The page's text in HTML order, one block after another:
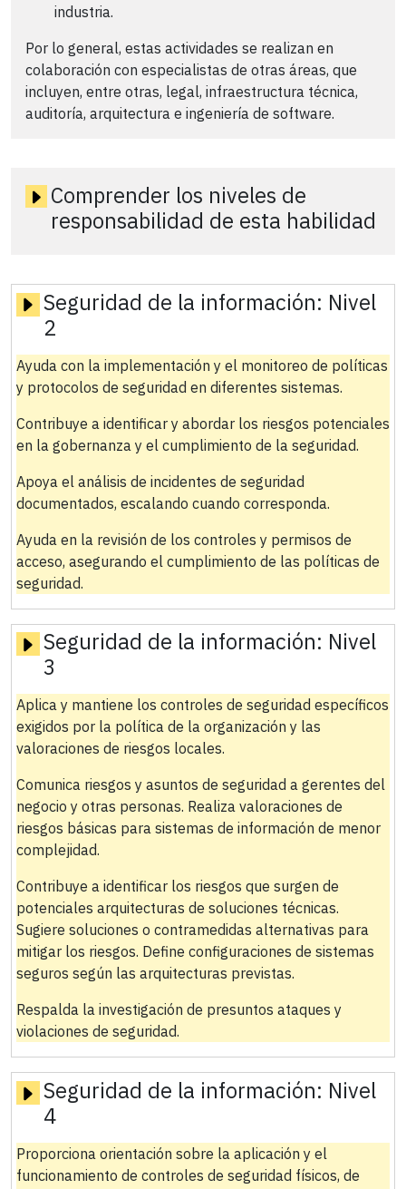
industria.
Por lo general, estas actividades se realizan en
colaboración con especialistas de otras áreas, que
incluyen, entre otras, legal, infraestructura técnica,
auditoría, arquitectura e ingeniería de software.
Comprender los niveles de
responsabilidad de esta habilidad
Seguridad de la información: Nivel
2
Ayuda con la implementación y el monitoreo de políticas
y protocolos de seguridad en diferentes sistemas.
Contribuye a identificar y abordar los riesgos potenciales
en la gobernanza y el cumplimiento de la seguridad.
Apoya el análisis de incidentes de seguridad
documentados, escalando cuando corresponda.
Ayuda en la revisión de los controles y permisos de
acceso, asegurando el cumplimiento de las políticas de
seguridad.
Seguridad de la información: Nivel
3
Aplica y mantiene los controles de seguridad específicos
exigidos por la política de la organización y las
valoraciones de riesgos locales.
Comunica riesgos y asuntos de seguridad a gerentes del
negocio y otras personas. Realiza valoraciones de
riesgos básicas para sistemas de información de menor
complejidad.
Contribuye a identificar los riesgos que surgen de
potenciales arquitecturas de soluciones técnicas.
Sugiere soluciones o contramedidas alternativas para
mitigar los riesgos. Define configuraciones de sistemas
seguros según las arquitecturas previstas.
Respalda la investigación de presuntos ataques y
violaciones de seguridad.
Seguridad de la información: Nivel
4
Proporciona orientación sobre la aplicación y el
funcionamiento de controles de seguridad físicos, de